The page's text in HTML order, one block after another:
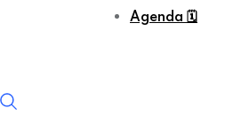
Agenda 🗓️